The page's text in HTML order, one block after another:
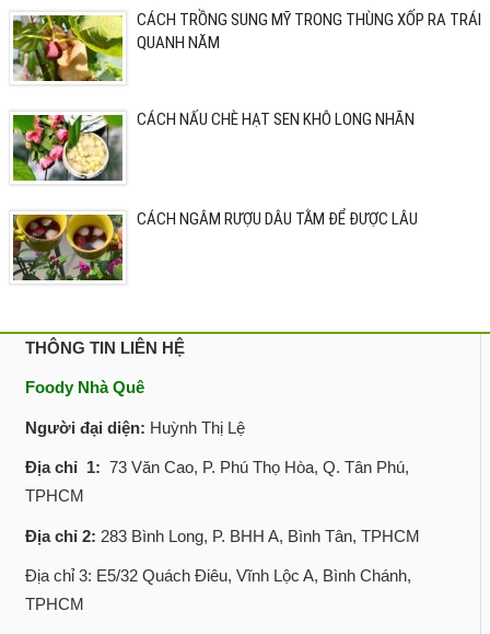
CÁCH TRỒNG SUNG MỸ TRONG THÙNG XỐP RA TRÁI
QUANH NĂM
CÁCH NẤU CHÈ HẠT SEN KHÔ LONG NHÃN
CÁCH NGÂM RƯỢU DÂU TẰM ĐỂ ĐƯỢC LÂU
THÔNG TIN LIÊN HỆ
Foody Nhà Quê
Người đại diện: Huỳnh Thị Lệ
Địa chỉ 1: 73 Văn Cao, P. Phú Thọ Hòa, Q. Tân Phú,
TPHCM
Địa chỉ 2: 283 Bình Long, P. BHH A, Bình Tân, TPHCM
Địa chỉ 3: E5/32 Quách Điêu, Vĩnh Lộc A, Bình Chánh,
TPHCM